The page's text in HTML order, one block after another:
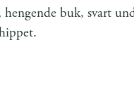
buk, svart